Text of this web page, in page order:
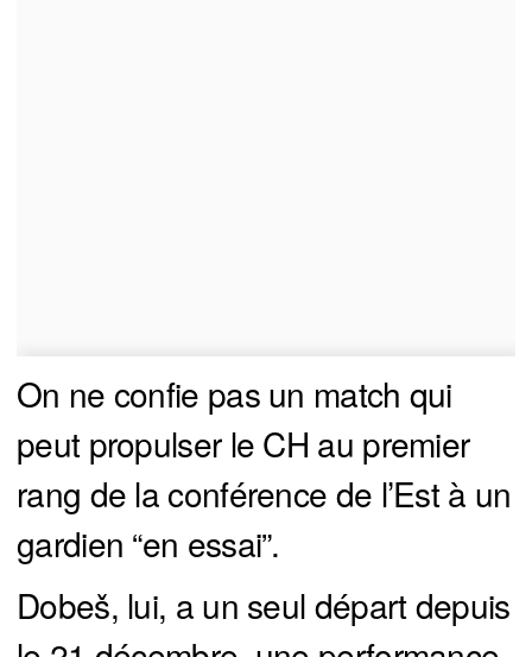
On ne confie pas un match qui
peut propulser le CH au premier
rang de la conférence de l’Est à un
gardien “en essai”.
Dobeš, lui, a un seul départ depuis